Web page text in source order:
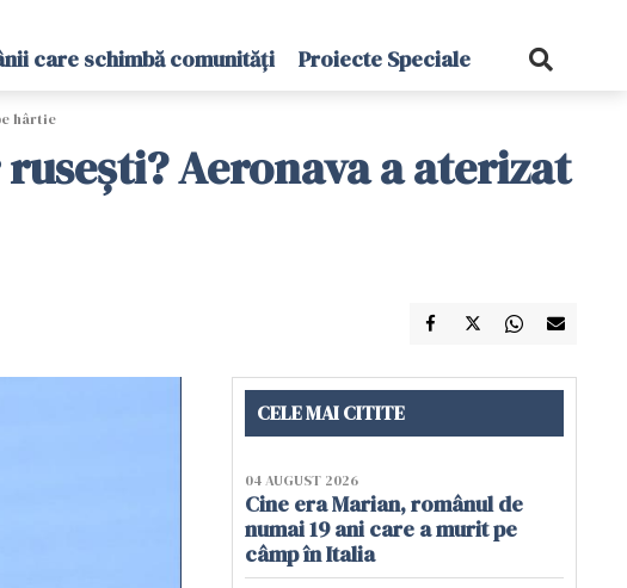
care schimbă comunități Proiecte Speciale
hârtie
Aeronava a aterizat
CELE MAI CITITE
04 AUGUST 2026
Cine era Marian, românul de
numai 19 ani care a murit pe
câmp în Italia